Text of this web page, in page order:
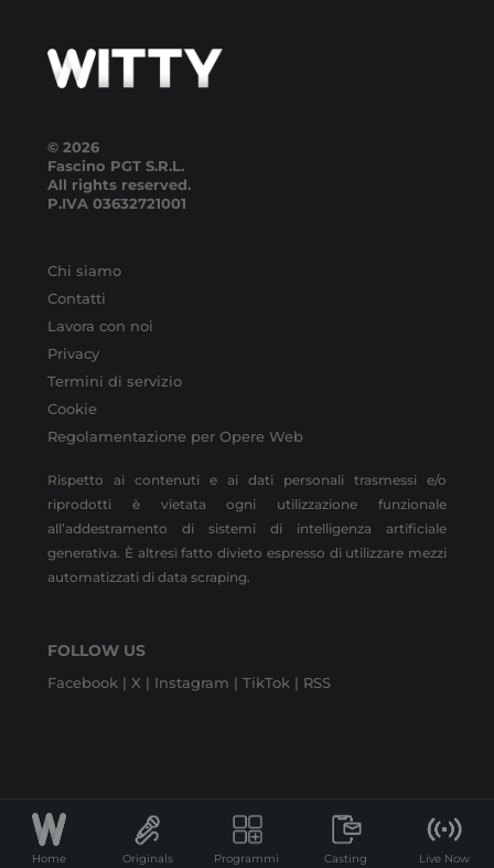
© 2026
Fascino PGT S.R.L.
All rights reserved.
P.IVA 03632721001
Chi siamo
Contatti
Lavora con noi
Privacy
Termini di servizio
Cookie
Regolamentazione per Opere Web
Rispetto ai contenuti e ai dati personali trasmessi e/o
riprodotti è vietata ogni utilizzazione funzionale
all’addestramento di sistemi di intelligenza artificiale
generativa. È altresì fatto divieto espresso di utilizzare mezzi
automatizzati di data scraping.
FOLLOW US
Facebook | X | Instagram | TikTok | RSS
Home Originals Programmi Casting Live Now